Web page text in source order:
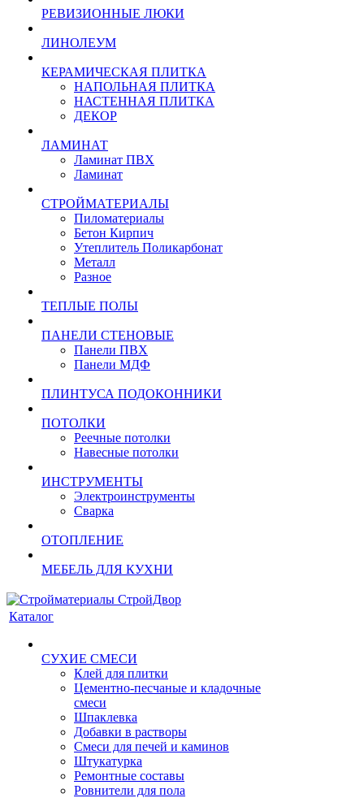
РЕВИЗИОННЫЕ ЛЮКИ
ЛИНОЛЕУМ
КЕРАМИЧЕСКАЯ ПЛИТКА
НАПОЛЬНАЯ ПЛИТКА
НАСТЕННАЯ ПЛИТКА
ДЕКОР
ЛАМИНАТ
Ламинат ПВХ
Ламинат
СТРОЙМАТЕРИАЛЫ
Пиломатериалы
Бетон Кирпич
Утеплитель Поликарбонат
Металл
Разное
ТЕПЛЫЕ ПОЛЫ
ПАНЕЛИ СТЕНОВЫЕ
Панели ПВХ
Панели МДФ
ПЛИНТУСА ПОДОКОННИКИ
ПОТОЛКИ
Реечные потолки
Навесные потолки
ИНСТРУМЕНТЫ
Электроинструменты
Сварка
ОТОПЛЕНИЕ
МЕБЕЛЬ ДЛЯ КУХНИ
Каталог
СУХИЕ СМЕСИ
Клей для плитки
Цементно-песчаные и кладочные
смеси
Шпаклевка
Добавки в растворы
Смеси для печей и каминов
Штукатурка
Ремонтные составы
Ровнители для пола